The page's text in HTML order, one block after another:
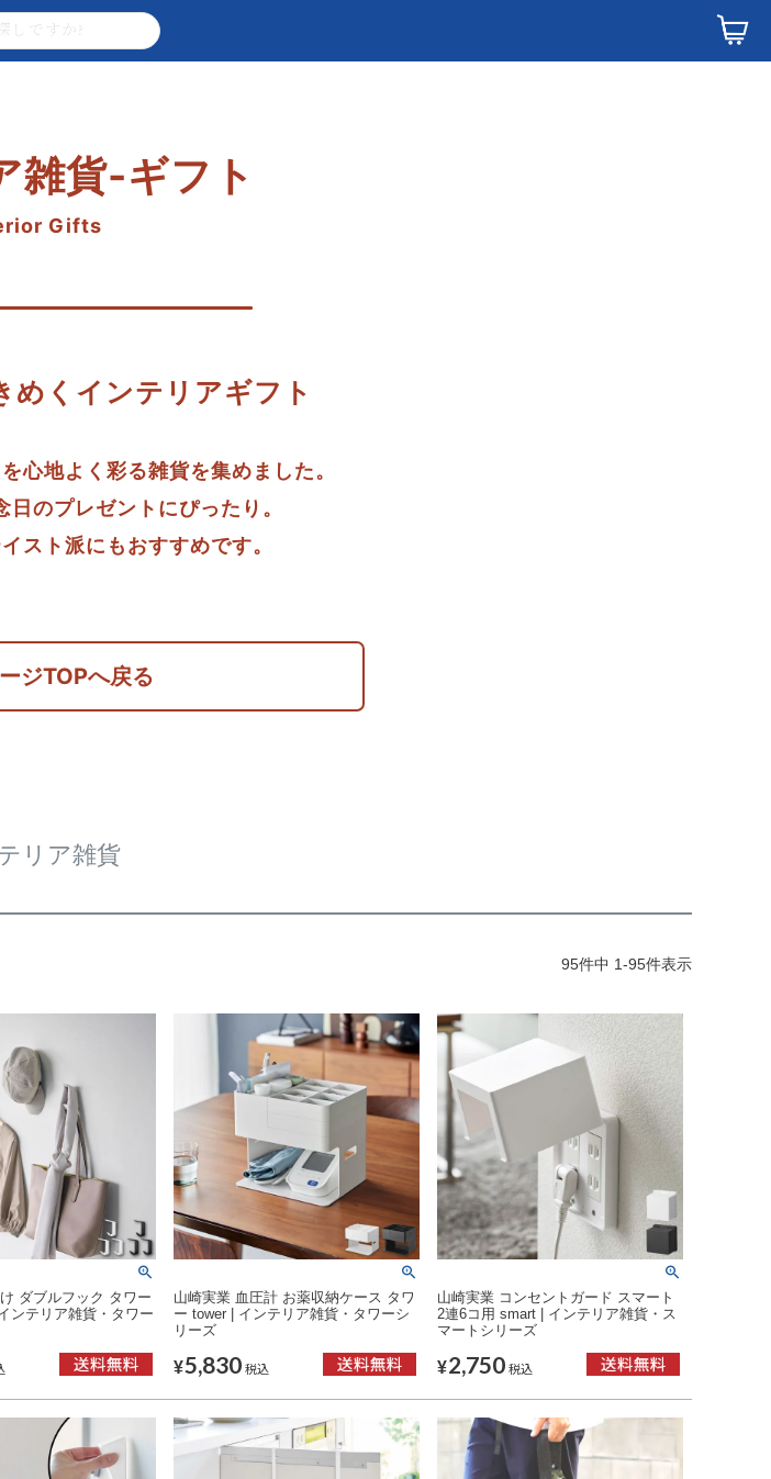
雑貨-ギフト
Gifts
めくインテリアギフト
心地よく彩る雑貨を集めました。
のプレゼントにぴったり。
スト派にもおすすめです。
ジTOPへ戻る
リア雑貨
95件中 1-95件表示
ダブルフック タワー
ンテリア雑貨・タワー
山崎実業 血圧計 お薬収納ケース タワ
ー tower | インテリア雑貨・タワーシ
リーズ
¥5,830税込
山崎実業 コンセントガード スマート
2連6コ用 smart | インテリア雑貨・ス
マートシリーズ
¥2,750税込